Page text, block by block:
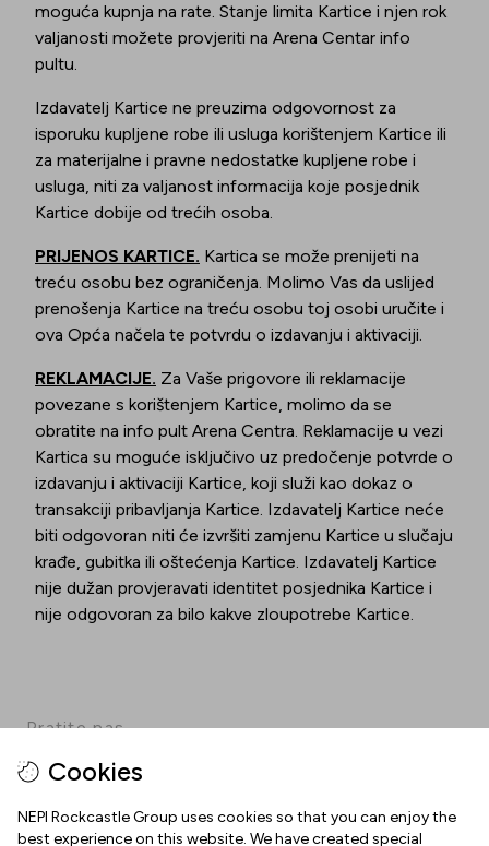
moguća kupnja na rate. Stanje limita Kartice i njen rok
valjanosti možete provjeriti na Arena Centar info
pultu.
Izdavatelj Kartice ne preuzima odgovornost za
isporuku kupljene robe ili usluga korištenjem Kartice ili
za materijalne i pravne nedostatke kupljene robe i
usluga, niti za valjanost informacija koje posjednik
Kartice dobije od trećih osoba.
PRIJENOS KARTICE. Kartica se može prenijeti na
treću osobu bez ograničenja. Molimo Vas da uslijed
prenošenja Kartice na treću osobu toj osobi uručite i
ova Opća načela te potvrdu o izdavanju i aktivaciji.
REKLAMACIJE. Za Vaše prigovore ili reklamacije
povezane s korištenjem Kartice, molimo da se
obratite na info pult Arena Centra. Reklamacije u vezi
Kartica su moguće isključivo uz predočenje potvrde o
izdavanju i aktivaciji Kartice, koji služi kao dokaz o
transakciji pribavljanja Kartice. Izdavatelj Kartice neće
biti odgovoran niti će izvršiti zamjenu Kartice u slučaju
krađe, gubitka ili oštećenja Kartice. Izdavatelj Kartice
nije dužan provjeravati identitet posjednika Kartice i
nije odgovoran za bilo kakve zloupotrebe Kartice.
Cookies
NEPI Rockcastle Group uses cookies so that you can enjoy the
best experience on this website. We have created special
Pratite nas
FacebookInstagramPinterest